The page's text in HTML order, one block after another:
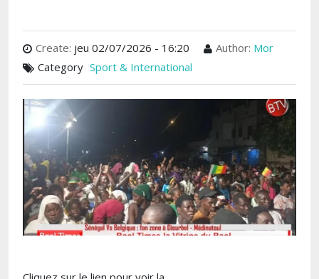
Create: jeu 02/07/2026 - 16:20 Author: Mor
Category Sport & International